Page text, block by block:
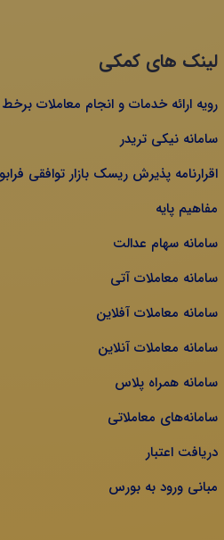
لینک های کمکی
رویه ارائه خدمات و انجام معاملات برخط
سامانه نیکی تریدر
اقرارنامه پذیرش ریسک بازار توافقی
مفاهیم پایه
سامانه سهام عدالت
سامانه معاملات آتی
سامانه معاملات آفلاین
سامانه معاملات آنلاین
سامانه همراه پلاس
سامانه‌های معاملاتی
دریافت اعتبار
مبانی ورود به بورس